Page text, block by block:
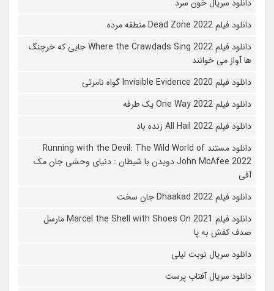
دانلود سریال خون سرد
دانلود فیلم 2022 Dead Zone منطقه مرده
دانلود فیلم Where the Crawdads Sing 2022 جایی که خرچنگ
ها آواز می خوانند
دانلود فیلم 2020 Invisible Evidence گواه نامرئی
دانلود فیلم One Way 2022 یک طرفه
دانلود فیلم All Hail 2022 زنده باد
دانلود مستند Running with the Devil: The Wild World of
John McAfee 2022 دویدن با شیطان : دنیای وحشی جان مک
آفی
دانلود فیلم Dhaakad 2022 جان سخت
دانلود فیلم Marcel the Shell with Shoes On 2021 مارسل
صدف کفش به پا
دانلود سریال نوبت لیلی
دانلود سریال آفتاب پرست